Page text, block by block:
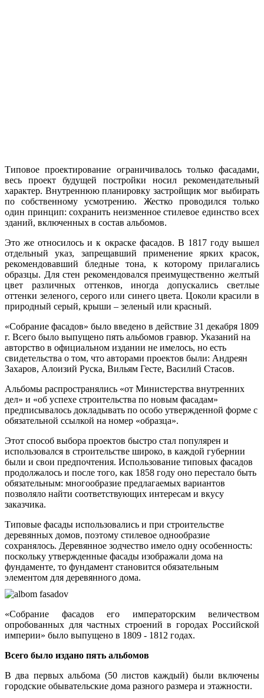
Типовое проектирование ограничивалось только фасадами,
весь проект будущей постройки носил рекомендательный
характер. Внутреннюю планировку застройщик мог выбирать
по собственному усмотрению. Жестко проводился только
один принцип: сохранить неизменное стилевое единство всех
зданий, включенных в состав альбомов.
Это же относилось и к окраске фасадов. В 1817 году вышел
отдельный указ, запрещавший применение ярких красок,
рекомендовавший бледные тона, к которому прилагались
образцы. Для стен рекомендовался преимущественно желтый
цвет различных оттенков, иногда допускались светлые
оттенки зеленого, серого или синего цвета. Цоколи красили в
природный серый, крыши – зеленый или красный.
«Собрание фасадов» было введено в действие 31 декабря 1809
г. Всего было выпущено пять альбомов гравюр. Указаний на
авторство в официальном издании не имелось, но есть
свидетельства о том, что авторами проектов были: Андреян
Захаров, Алоизий Руска, Вильям Гесте, Василий Стасов.
Альбомы распространялись «от Министерства внутренних
дел» и «об успехе строительства по новым фасадам»
предписывалось докладывать по особо утвержденной форме с
обязательной ссылкой на номер «образца».
Этот способ выбора проектов быстро стал популярен и
использовался в строительстве широко, в каждой губернии
были и свои предпочтения. Использование типовых фасадов
продолжалось и после того, как 1858 году оно перестало быть
обязательным: многообразие предлагаемых вариантов
позволяло найти соответствующих интересам и вкусу
заказчика.
Типовые фасады использовались и при строительстве
деревянных домов, поэтому стилевое однообразие
сохранялось. Деревянное зодчество имело одну особенность:
поскольку утвержденные фасады изображали дома на
фундаменте, то фундамент становится обязательным
элементом для деревянного дома.
«Собрание фасадов его императорским величеством
опробованных для частных строений в городах Российской
империи» было выпущено в 1809 - 1812 годах.
Всего было издано пять альбомов
В два первых альбома (50 листов каждый) были включены
городские обывательские дома разного размера и этажности.